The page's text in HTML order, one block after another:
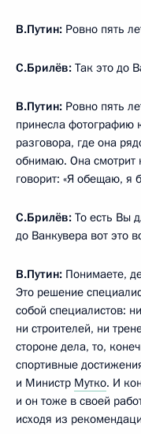
В.Путин: Ровно пять
С.Брилёв: Так это до
В.Путин: Ровно пять
принесла фотографию
разговора, где она
обнимаю. Она смотрит
говорит: «Я обещаю, я
С.Брилёв: То есть Вы
до Ванкувера вот это
В.Путин: Понимаете,
Это решение
собой специалистов:
ни строителей, ни
стороне дела, то,
спортивные
и Министр Мутко. И
и он тоже в своей
исходя из